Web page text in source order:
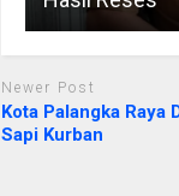
Newer Post
Kota Palangka Raya
Sapi Kurban